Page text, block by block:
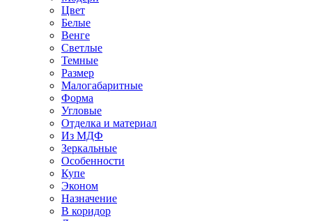
Цвет
Белые
Венге
Светлые
Темные
Размер
Малогабаритные
Форма
Угловые
Отделка и материал
Из МДФ
Зеркальные
Особенности
Купе
Эконом
Назначение
В коридор